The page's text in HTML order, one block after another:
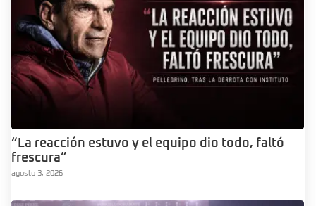
“La reacción estuvo y el equipo dio todo, faltó
frescura”
agosto 3, 2026